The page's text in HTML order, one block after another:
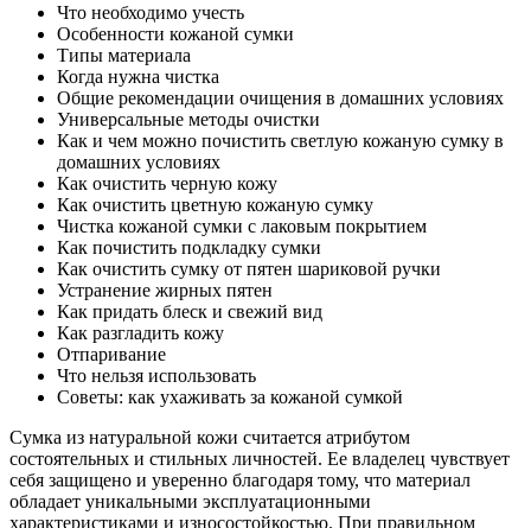
Что необходимо учесть
Особенности кожаной сумки
Типы материала
Когда нужна чистка
Общие рекомендации очищения в домашних условиях
Универсальные методы очистки
Как и чем можно почистить светлую кожаную сумку в
домашних условиях
Как очистить черную кожу
Как очистить цветную кожаную сумку
Чистка кожаной сумки с лаковым покрытием
Как почистить подкладку сумки
Как очистить сумку от пятен шариковой ручки
Устранение жирных пятен
Как придать блеск и свежий вид
Как разгладить кожу
Отпаривание
Что нельзя использовать
Советы: как ухаживать за кожаной сумкой
Сумка из натуральной кожи считается атрибутом
состоятельных и стильных личностей. Ее владелец чувствует
себя защищено и уверенно благодаря тому, что материал
обладает уникальными эксплуатационными
характеристиками и износостойкостью. При правильном